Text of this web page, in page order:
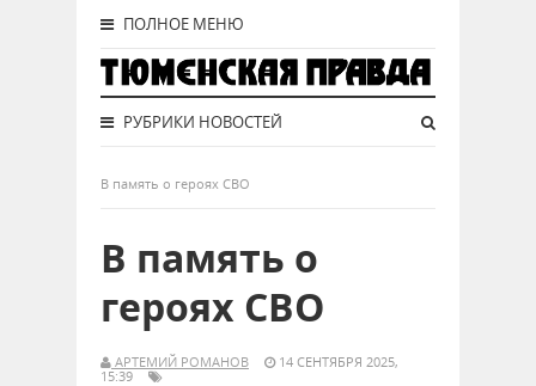
ПОЛНОЕ МЕНЮ
РУБРИКИ НОВОСТЕЙ
В память о героях СВО
В память о
героях СВО
АРТЕМИЙ РОМАНОВ
14 СЕНТЯБРЯ 2025,
15:39